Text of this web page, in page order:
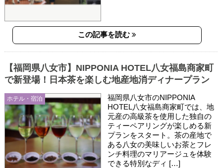
この記事を読む
ホテル・宿泊
【福岡県八女市】NIPPONIA HOTEL八女福島商家町
で新登場！日本茶を楽しむ地産地消ディナープラン
福岡県八女市のNIPPONIA
HOTEL八女福島商家町では、地
元産の高級茶を使用した独自の
ティーペアリングが楽しめる新
プランをスタート。茶の産地で
ある八女の美味しいお茶とフレ
ンチ料理のマリアージュを体験
できる特別なディ […]